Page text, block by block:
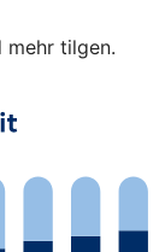
mehr tilgen.